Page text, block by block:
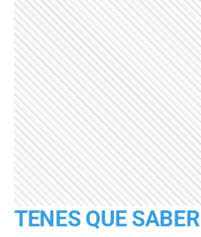
TENES QUE SABER